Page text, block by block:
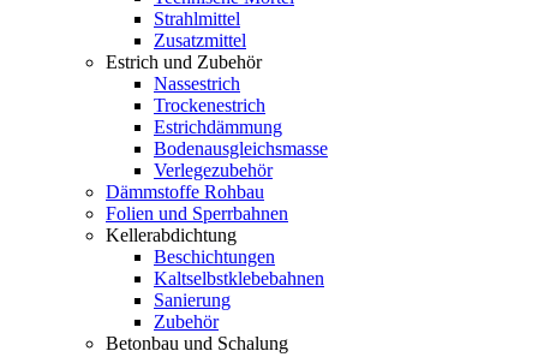
Strahlmittel
Zusatzmittel
Estrich und Zubehör
Nassestrich
Trockenestrich
Estrichdämmung
Bodenausgleichsmasse
Verlegezubehör
Dämmstoffe Rohbau
Folien und Sperrbahnen
Kellerabdichtung
Beschichtungen
Kaltselbstklebebahnen
Sanierung
Zubehör
Betonbau und Schalung